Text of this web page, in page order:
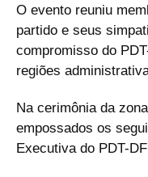
O evento reuniu
partido e seus
compromisso do
regiões
Na cerimônia da
empossados os
Executiva do PDT-